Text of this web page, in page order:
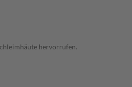
hervorrufen.